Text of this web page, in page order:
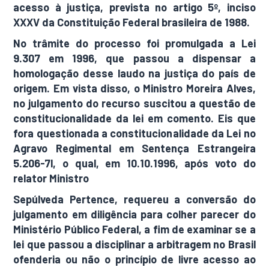
acesso à justiça, prevista no artigo 5º, inciso
XXXV da Constituição Federal brasileira de 1988.
No trâmite do processo foi promulgada a Lei
9.307 em 1996, que passou a dispensar a
homologação desse laudo na justiça do país de
origem. Em vista disso, o Ministro Moreira Alves,
no julgamento do recurso suscitou a questão de
constitucionalidade da lei em comento. Eis que
fora questionada a constitucionalidade da Lei no
Agravo Regimental em Sentença Estrangeira
5.206-7l, o qual, em 10.10.1996, após voto do
relator Ministro
Sepúlveda Pertence, requereu a conversão do
julgamento em diligência para colher parecer do
Ministério Público Federal, a fim de examinar se a
lei que passou a disciplinar a arbitragem no Brasil
ofenderia ou não o princípio de livre acesso ao